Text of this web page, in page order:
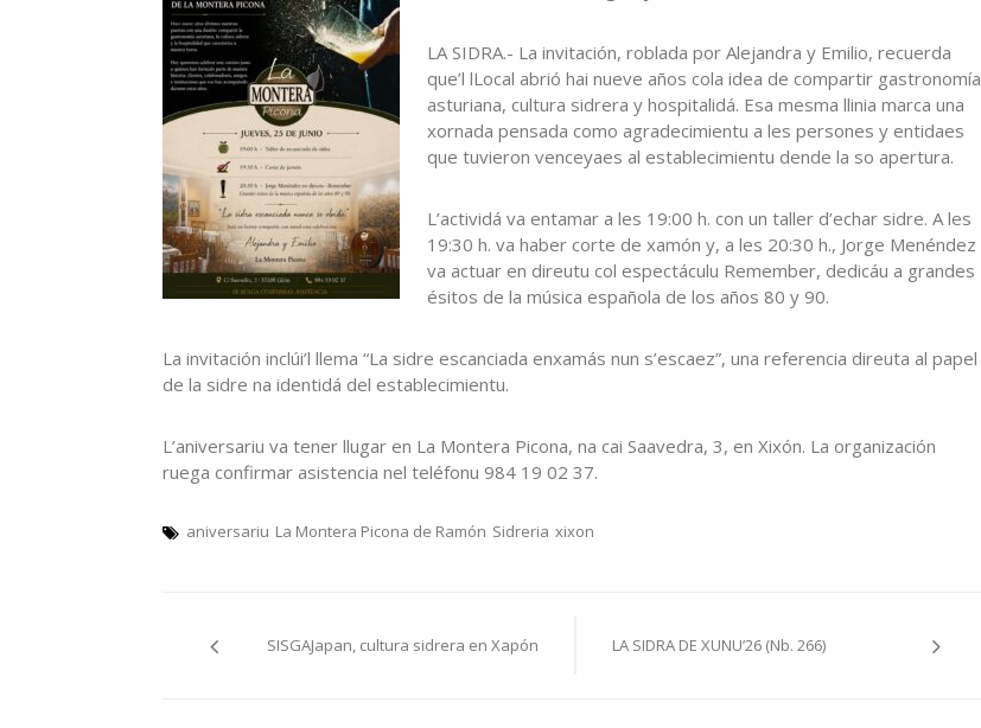
LA SIDRA.- La invitación, roblada por Alejandra y Emilio, recuerda
que’l lLocal abrió hai nueve años cola idea de compartir gastronomía
asturiana, cultura sidrera y hospitalidá. Esa mesma llinia marca una
xornada pensada como agradecimientu a les persones y entidaes
que tuvieron venceyaes al establecimientu dende la so apertura.
L’actividá va entamar a les 19:00 h. con un taller d’echar sidre. A les
19:30 h. va haber corte de xamón y, a les 20:30 h., Jorge Menéndez
va actuar en direutu col espectáculu Remember, dedicáu a grandes
ésitos de la música española de los años 80 y 90.
La invitación inclúi’l llema “La sidre escanciada enxamás nun s’escaez”, una referencia direuta al papel
de la sidre na identidá del establecimientu.
L’aniversariu va tener llugar en La Montera Picona, na cai Saavedra, 3, en Xixón. La organización
ruega confirmar asistencia nel teléfonu 984 19 02 37.
aniversariu La Montera Picona de Ramón Sidreria xixon
pelosSISGAJapan, cultura sidrera en Xapón LA SIDRA DE XUNU’26 (Nb. 266)